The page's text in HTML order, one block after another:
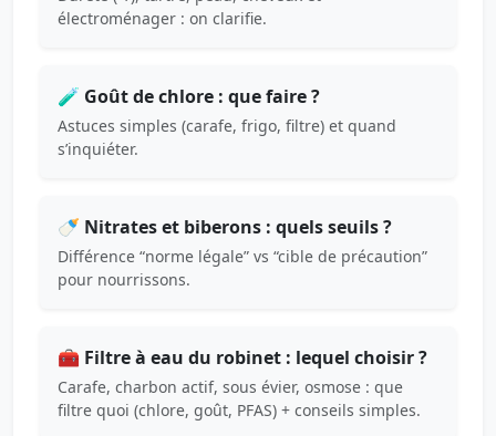
électroménager : on clarifie.
🧪 Goût de chlore : que faire ?
Astuces simples (carafe, frigo, filtre) et quand
s’inquiéter.
🍼 Nitrates et biberons : quels seuils ?
Différence “norme légale” vs “cible de précaution”
pour nourrissons.
🧰 Filtre à eau du robinet : lequel choisir ?
Carafe, charbon actif, sous évier, osmose : que
filtre quoi (chlore, goût, PFAS) + conseils simples.